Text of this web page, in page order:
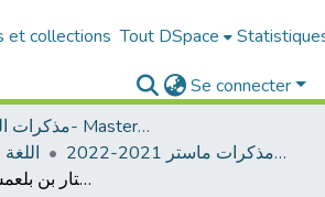
et collections Tout DSpace
Se connecter
🎓مذكرات الماستر- Master's Theses
ادب عربي -مذكرات ماستر 2021-2022
الرسالة الاخوانية عند العلامة المختار بن بلعمش دراسة وتحقيق-